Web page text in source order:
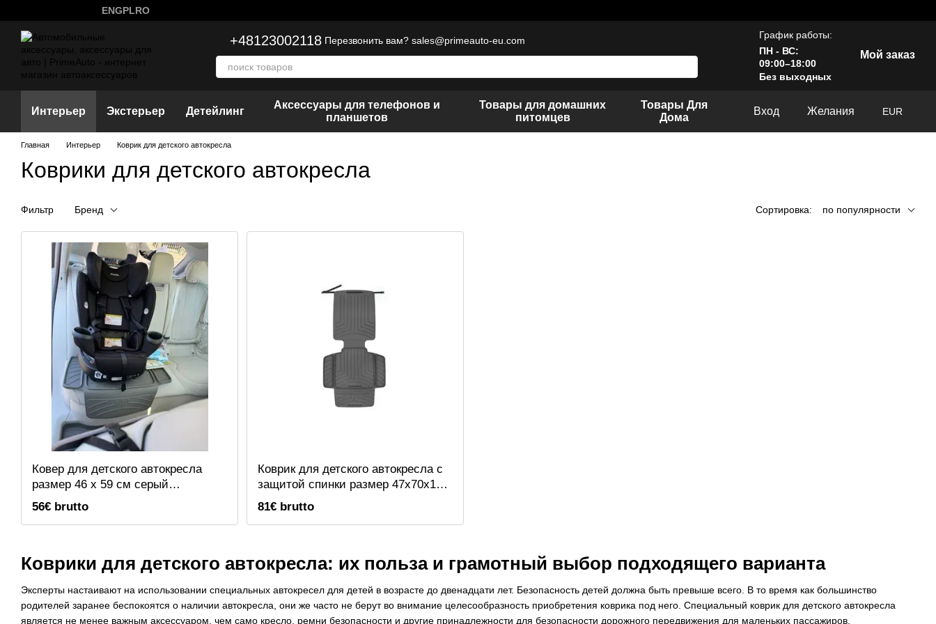
Перейти к основному контенту
ENGPLRO
+48123002118 Перезвонить вам? sales@primeauto-eu.com
График работы:
ПН - ВС:
09:00–18:00
Без выходных
Мой заказ
Интерьер Экстерьер Детейлинг
Аксессуары для телефонов и
планшетов
Товары для домашних
питомцев
Товары Для
Дома
Вход Желания EUR
Главная Интерьер Коврик для детского автокресла
Коврики для детского автокресла
Фильтр Бренд Сортировка: по популярности
Коврики для детского автокресла: их польза и грамотный выбор подходящего варианта
Эксперты настаивают на использовании специальных автокресел для детей в возрасте до двенадцати лет. Безопасность детей должна быть превыше всего. В то время как большинство
родителей заранее беспокоятся о наличии автокресла, они же часто не берут во внимание целесообразность приобретения коврика под него. Специальный коврик для детского автокресла
является не менее важным аксессуаром, чем само кресло, ремни безопасности и другие принадлежности для безопасности дорожного передвижения для маленьких пассажиров.
Ковер для детского автокресла
размер 46 x 59 см серый
WeatherTech 81CSP01GY
56€ brutto
Коврик для детского автокресла с
защитой спинки размер 47x70x130
см черный WeatherTech
81CSBP01BK
81€ brutto